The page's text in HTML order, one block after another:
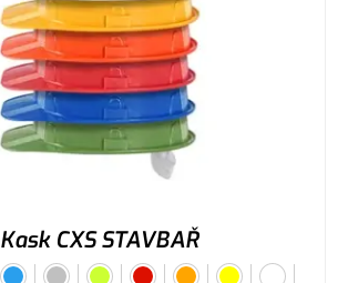
Kask CXS STAVBAŘ